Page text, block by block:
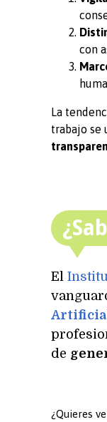
con
La
trabajo se
El
de
¿Quieres